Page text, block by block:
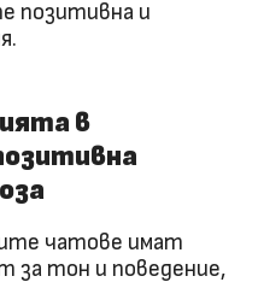
позитивна и
в
чатове имат
за тон и поведение,